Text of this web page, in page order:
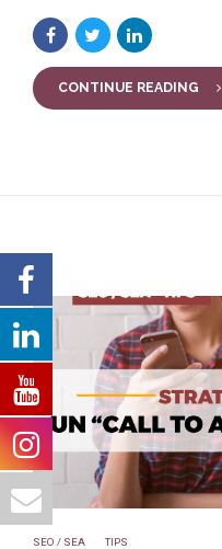
CONTINUE READING
SEO / SEA TIPS